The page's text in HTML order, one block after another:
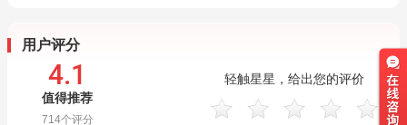
用户评分
4.1
值得推荐
714个评分
轻触星星，给出您的评价